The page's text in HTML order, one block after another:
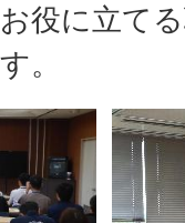
役に立て
。